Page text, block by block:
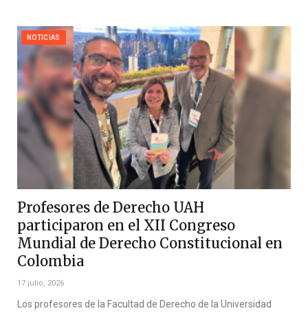
NOTICIAS
Profesores de Derecho UAH
participaron en el XII Congreso
Mundial de Derecho Constitucional en
Colombia
17 julio, 2026
Los profesores de la Facultad de Derecho de la Universidad